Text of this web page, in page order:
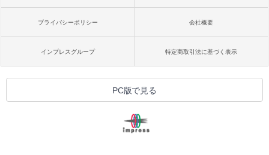
プライバシーポリシー 会社概要
インプレスグループ 特定商取引法に基づく表示
PC版で見る